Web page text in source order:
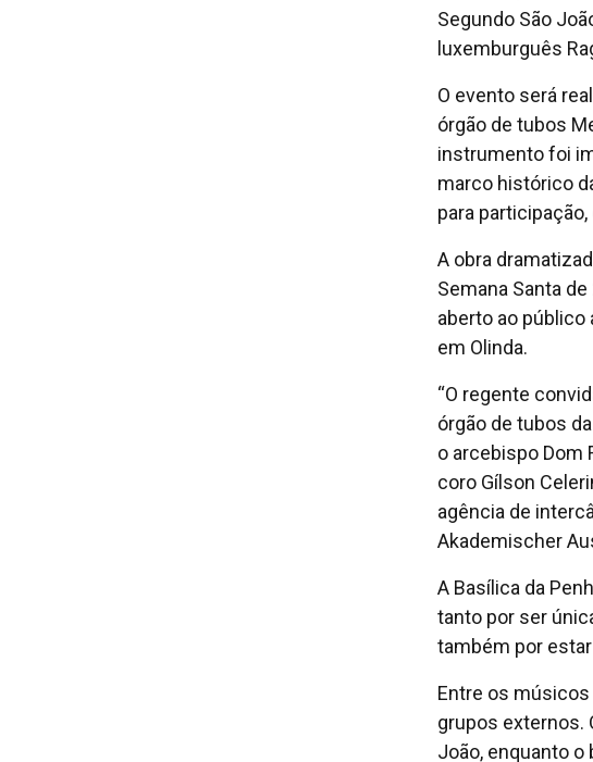
Segundo São
luxemburguês
O evento será
órgão de tubos
instrumento foi
marco histórico
para
A obra
Semana Santa
aberto ao público
em Olinda.
“O regente
órgão de tubos
o arcebispo Dom
coro Gílson
agência de
Akademischer
A Basílica da
tanto por ser
também por
Entre os
grupos externos.
João, enquanto o